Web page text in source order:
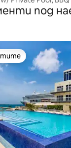
под
избор на гостите